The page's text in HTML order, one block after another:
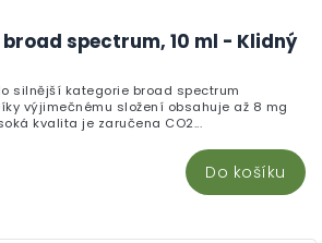
broad spectrum, 10 ml - Klidný
Do košíku
silnější kategorie broad spectrum
výjimečnému složení obsahuje až 8 mg
kvalita je zaručena CO2...